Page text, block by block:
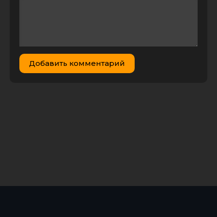
Праздничный
концерт в
Муроме (2016)
HDTVRip от
Добавить комментарий